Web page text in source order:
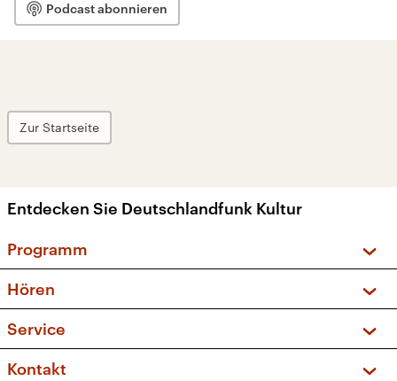
Podcast abonnieren
Zur Startseite
Entdecken Sie Deutschlandfunk Kultur
Programm
Sendungen und Podcasts
Musikliste
Kakadu – Das Kinderprogramm
Hören
Frequenzen (UKW + DAB+)
Service
FAQ
Kontakt